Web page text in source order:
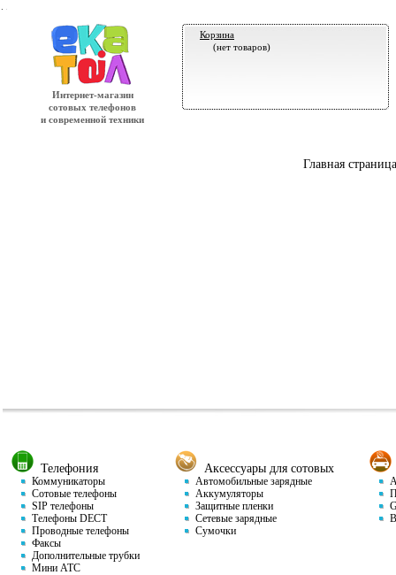
Интернет-магазин
сотовых телефонов
и современной техники
Корзина
(нет товаров)
Главная страница
Телефония
Коммуникаторы
Сотовые телефоны
SIP телефоны
Телефоны DECT
Проводные телефоны
Факсы
Дополнительные трубки
Мини АТС
Аксессуары для сотовых
Автомобильные зарядные
Аккумуляторы
Защитные пленки
Сетевые зарядные
Сумочки